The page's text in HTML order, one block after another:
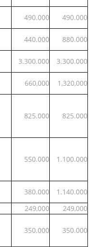
490.000
490.000
440.000
880.000
3.300.000
3.300.000
660,000
1,320,000
825.000 825.000
550.000 1.100.000
380.000
1.140.000
249,000
249,000
350.000 350.000